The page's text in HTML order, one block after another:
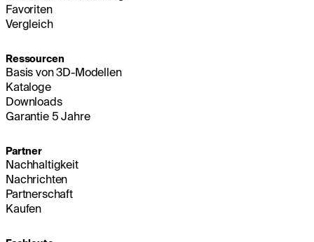
Favoriten
Vergleich
Ressourcen
Basis von 3D-Modellen
Kataloge
Downloads
Garantie 5 Jahre
Partner
Nachhaltigkeit
Nachrichten
Partnerschaft
Kaufen